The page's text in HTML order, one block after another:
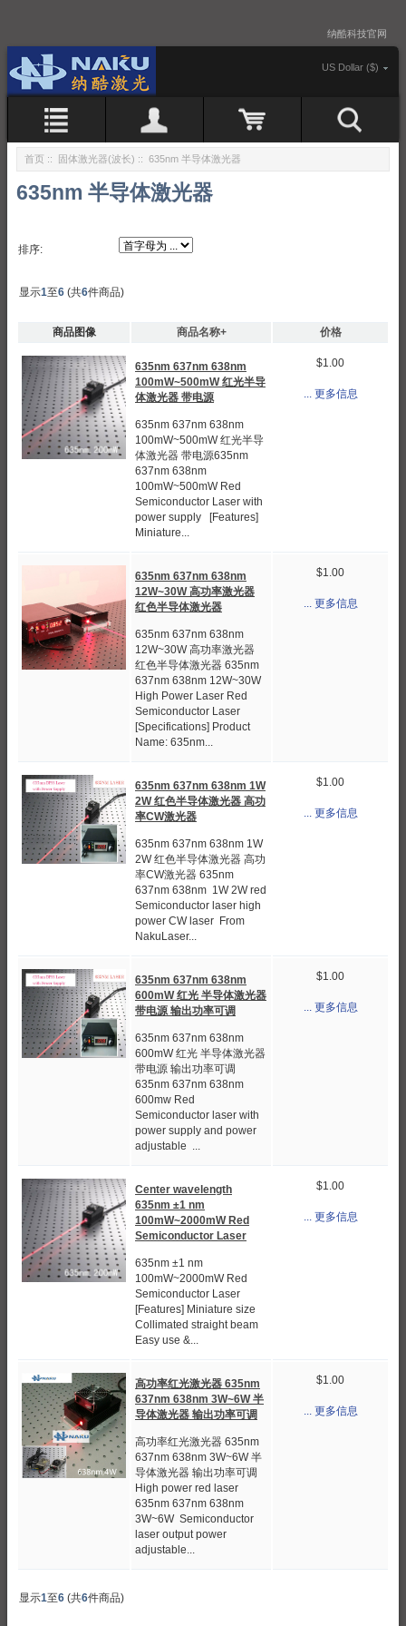
纳酷科技官网
US Dollar ($)
首页 :: 固体激光器(波长) :: 635nm 半导体激光器
635nm 半导体激光器
排序:
显示1至6 (共6件商品)
商品图像 商品名称+ 价格
635nm 637nm 638nm
100mW~500mW 红光半导
体激光器 带电源
635nm 637nm 638nm
100mW~500mW 红光半导
体激光器 带电源635nm
637nm 638nm
100mW~500mW Red
Semiconductor Laser with
power supply [Features]
Miniature...
$1.00
... 更多信息
635nm 637nm 638nm
12W~30W 高功率激光器
红色半导体激光器
635nm 637nm 638nm
12W~30W 高功率激光器
红色半导体激光器 635nm
637nm 638nm 12W~30W
High Power Laser Red
Semiconductor Laser
[Specifications] Product
Name: 635nm...
$1.00
... 更多信息
635nm 637nm 638nm 1W
2W 红色半导体激光器 高功
率CW激光器
635nm 637nm 638nm 1W
2W 红色半导体激光器 高功
率CW激光器 635nm
637nm 638nm 1W 2W red
Semiconductor laser high
power CW laser From
NakuLaser...
$1.00
... 更多信息
635nm 637nm 638nm
600mW 红光 半导体激光器
带电源 输出功率可调
635nm 637nm 638nm
600mW 红光 半导体激光器
带电源 输出功率可调
635nm 637nm 638nm
600mw Red
Semiconductor laser with
power supply and power
adjustable ...
$1.00
... 更多信息
Center wavelength
635nm ±1 nm
100mW~2000mW Red
Semiconductor Laser
635nm ±1 nm
100mW~2000mW Red
Semiconductor Laser
[Features] Miniature size
Collimated straight beam
Easy use &...
$1.00
... 更多信息
高功率红光激光器 635nm
637nm 638nm 3W~6W 半
导体激光器 输出功率可调
高功率红光激光器 635nm
637nm 638nm 3W~6W 半
导体激光器 输出功率可调
High power red laser
635nm 637nm 638nm
3W~6W Semiconductor
laser output power
adjustable...
$1.00
... 更多信息
显示1至6 (共6件商品)